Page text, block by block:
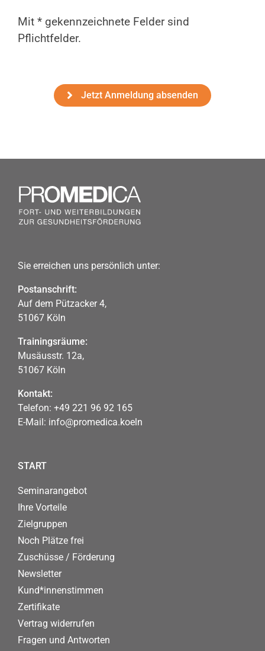
Mit * gekennzeichnete Felder sind
Pflichtfelder.
Jetzt Anmeldung absenden
Sie erreichen uns persönlich unter:
Postanschrift:
Auf dem Pützacker 4,
51067 Köln
Trainingsräume:
Musäusstr. 12a,
51067 Köln
Kontakt:
Telefon: +49 221 96 92 165
E-Mail: info@promedica.koeln
START
Seminarangebot
Ihre Vorteile
Zielgruppen
Noch Plätze frei
Zuschüsse / Förderung
Newsletter
Kund*innenstimmen
Zertifikate
Vertrag widerrufen
Fragen und Antworten